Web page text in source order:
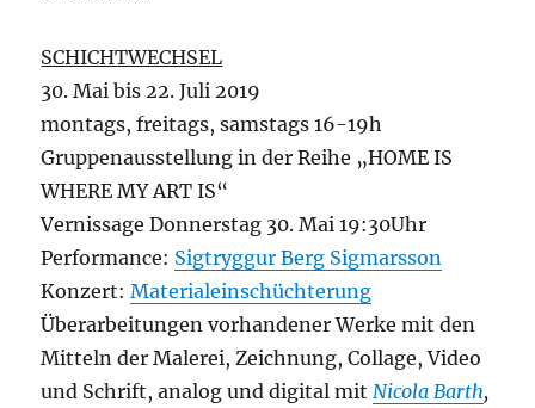
SCHICHTWECHSEL
30. Mai bis 22. Juli 2019
montags, freitags, samstags 16-19h
Gruppenausstellung in der Reihe „HOME IS
WHERE MY ART IS“
Vernissage Donnerstag 30. Mai 19:30Uhr
Performance: Sigtryggur Berg Sigmarsson
Konzert:Materialeinschüchterung
Überarbeitungen vorhandener Werke mit den
Mitteln der Malerei, Zeichnung, Collage, Video
und Schrift, analog und digital mitNicola Barth,